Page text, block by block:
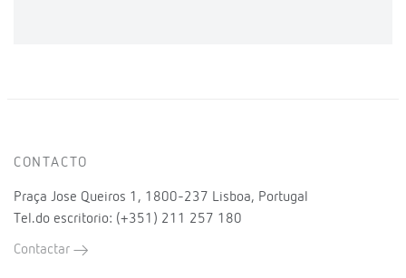
CONTACTO
Praça Jose Queiros 1, 1800-237 Lisboa, Portugal
Tel.do escritorio: (+351) 211 257 180
Contactar